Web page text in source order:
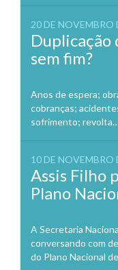
20 DE NOVEMBRO
Duplicação
sem fim?
Anos de espera;
cobranças;
sofrimento;
10 DE NOVEMBRO
Assis Filho
Plano
A Secretaria
conversando com
do Plano Nacional